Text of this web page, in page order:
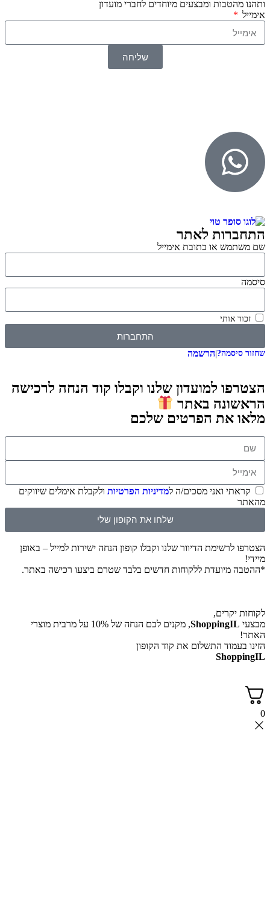
ותהנו מהטבות ומבצעים מיוחדים לחברי מועדון
אימייל
שליחה
התחברות לאתר
שם משתמש או כתובת אימייל
סיסמה
זכור אותי
התחברות
שחזור סיסמה?|הרשמה
הצטרפו למועדון שלנו וקבלו קוד הנחה לרכישה
הראשונה באתר
מלאו את הפרטים שלכם
קראתי ואני מסכים/ה למדיניות הפרטיות ולקבלת אימלים שיווקים
מהאתר
שלחו את הקופון שלי
הצטרפו לרשימת הדיוור שלנו וקבלו קופון הנחה ישירות למייל – באופן
מיידי!
*ההטבה מיועדת ללקוחות חדשים בלבד שטרם ביצעו רכישה באתר.
לקוחות יקרים,
מבצעי ShoppingIL
, מקנים לכם הנחה של 10% על מרבית מוצרי
האתר!
הזינו בעמוד התשלום את קוד הקופון
ShoppingIL
0